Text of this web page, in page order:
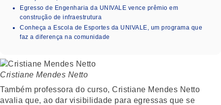
Egresso de Engenharia da UNIVALE vence prêmio em
construção de infraestrutura
Conheça a Escola de Esportes da UNIVALE, um programa que
faz a diferença na comunidade
Cristiane Mendes Netto
Também professora do curso, Cristiane Mendes Netto
avalia que, ao dar visibilidade para egressas que se